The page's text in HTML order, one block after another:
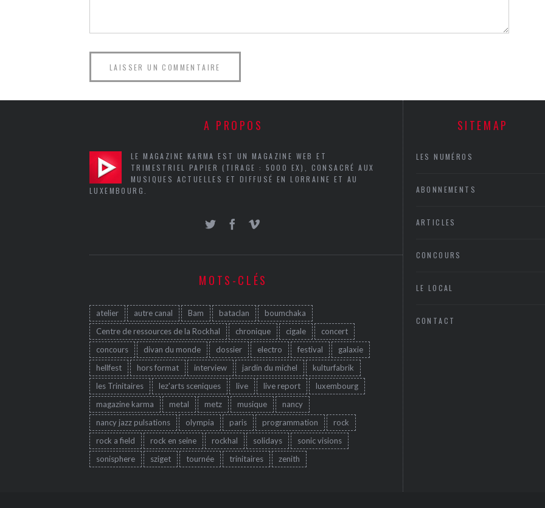
A PROPOS
LE MAGAZINE KARMA EST UN MAGAZINE WEB ET
TRIMESTRIEL PAPIER (TIRAGE : 5000 EX), CONSACRÉ AUX
MUSIQUES ACTUELLES ET DIFFUSÉ EN LORRAINE ET AU
LUXEMBOURG.
MOTS-CLÉS
atelier autre canal Bam bataclan
boumchaka
Centre de ressources de la Rockhal
chronique cigale
concert
concours
divan du monde dossier electro festival
galaxie
hellfest
hors format interview jardin du michel
kulturfabrik
les Trinitaires
lez'arts sceniques live live report
luxembourg
magazine karma
metal metz musique
nancy
nancy jazz pulsations
olympia paris programmation
rock
rock a field
rock en seine rockhal solidays
sonic visions
sonisphere
sziget tournée trinitaires zenith
SITEMAP
LES NUMÉROS
ABONNEMENTS
ARTICLES
CONCOURS
LE LOCAL
CONTACT